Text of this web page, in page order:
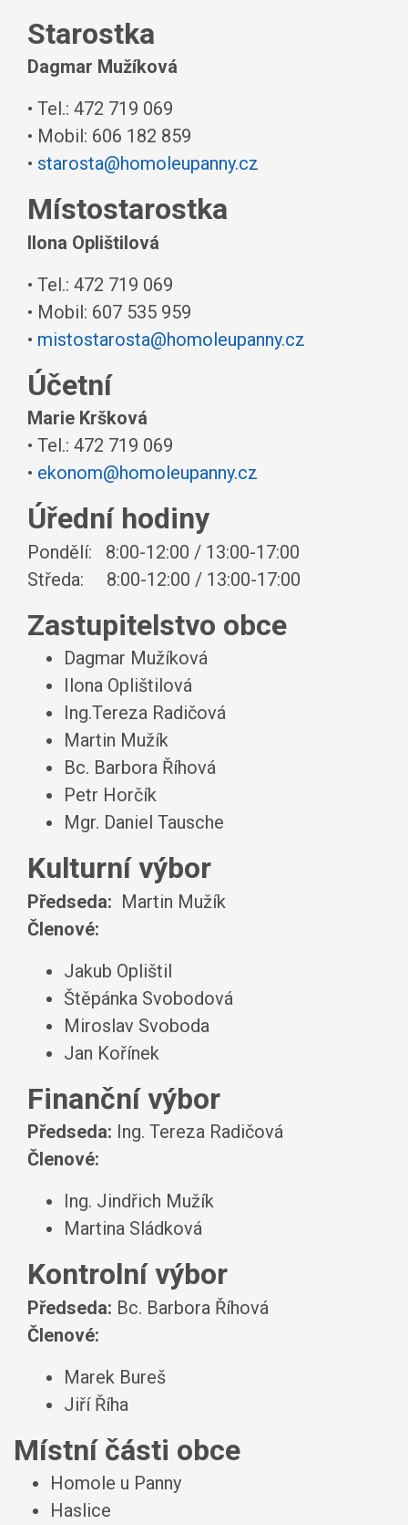
Starostka
Dagmar Mužíková
• Tel.: 472 719 069
• Mobil: 606 182 859
• starosta@homoleupanny.cz
Místostarostka
Ilona Oplištilová
• Tel.: 472 719 069
• Mobil: 607 535 959
• mistostarosta@homoleupanny.cz
Účetní
Marie Kršková
• Tel.: 472 719 069
• ekonom@homoleupanny.cz
Úřední hodiny
Pondělí: 8:00-12:00 / 13:00-17:00
Středa: 8:00-12:00 / 13:00-17:00
Zastupitelstvo obce
Dagmar Mužíková
Ilona Oplištilová
Ing.Tereza Radičová
Martin Mužík
Bc. Barbora Říhová
Petr Horčík
Mgr. Daniel Tausche
Kulturní výbor
Předseda: Martin Mužík
Členové:
Jakub Oplištil
Štěpánka Svobodová
Miroslav Svoboda
Jan Kořínek
Finanční výbor
Předseda: Ing. Tereza Radičová
Členové:
Ing. Jindřich Mužík
Martina Sládková
Kontrolní výbor
Předseda: Bc. Barbora Říhová
Členové:
Marek Bureš
Jiří Říha
Místní části obce
Homole u Panny
Haslice